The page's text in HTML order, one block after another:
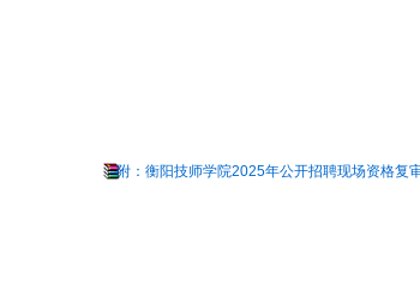
附：衡阳技师学院2025年公开招聘现场资格复